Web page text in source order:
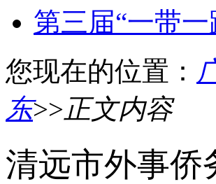
第三届“一带
您现在的位置：
东>>正文内容
清远市外事侨